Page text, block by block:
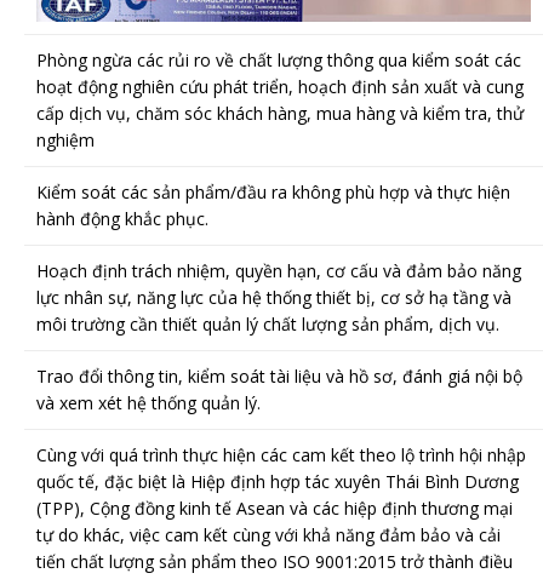
Phòng ngừa các rủi ro về chất lượng thông qua kiểm soát các
hoạt động nghiên cứu phát triển, hoạch định sản xuất và cung
cấp dịch vụ, chăm sóc khách hàng, mua hàng và kiểm tra, thử
nghiệm
Kiểm soát các sản phẩm/đầu ra không phù hợp và thực hiện
hành động khắc phục.
Hoạch định trách nhiệm, quyền hạn, cơ cấu và đảm bảo năng
lực nhân sự, năng lực của hệ thống thiết bị, cơ sở hạ tầng và
môi trường cần thiết quản lý chất lượng sản phẩm, dịch vụ.
Trao đổi thông tin, kiểm soát tài liệu và hồ sơ, đánh giá nội bộ
và xem xét hệ thống quản lý.
Cùng với quá trình thực hiện các cam kết theo lộ trình hội nhập
quốc tế, đặc biệt là Hiệp định hợp tác xuyên Thái Bình Dương
(TPP), Cộng đồng kinh tế Asean và các hiệp định thương mại
tự do khác, việc cam kết cùng với khả năng đảm bảo và cải
tiến chất lượng sản phẩm theo ISO 9001:2015 trở thành điều